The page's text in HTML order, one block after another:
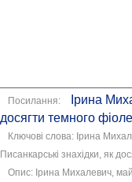
Посилання:
​Ірина
досягти темного
Ключові слова: ​Ірина
Писанкарські знахідки, як
Опис: ​Ірина Михалевич,